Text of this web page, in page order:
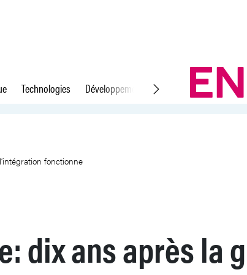
Technologies Développement durable Droit du travail
migratoire,
fonctionne
dix ans après la